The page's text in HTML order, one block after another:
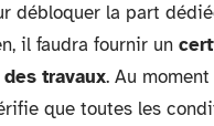
débloquer la part
il faudra fournir un
travaux. Au
que toutes les